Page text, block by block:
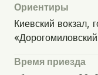
Ориентиры
Киевский вокзал,
Время приезда